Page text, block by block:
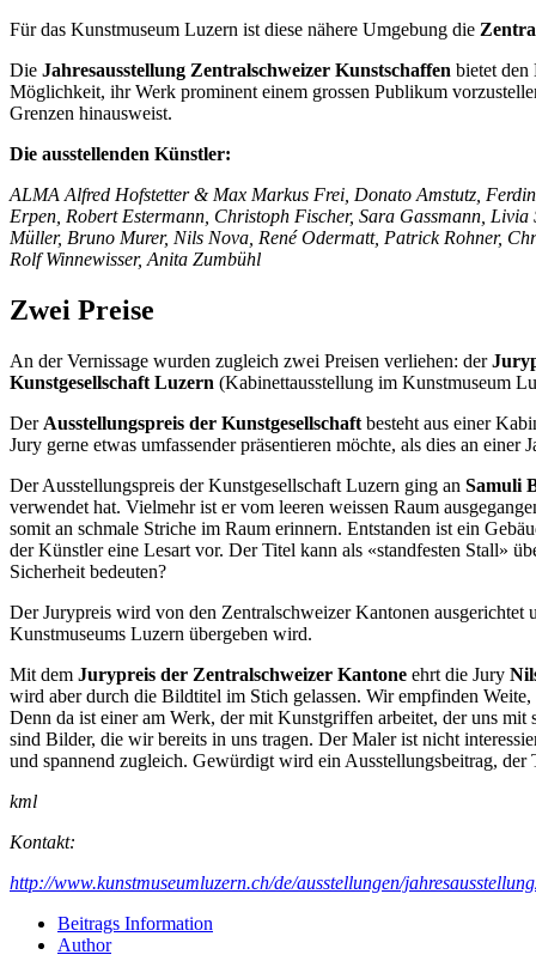
Für das Kunstmuseum Luzern ist diese nähere Umgebung die
Die Jahresausstellung Zentralschweizer Kunstschaffen bietet den
Möglichkeit, ihr Werk prominent einem grossen Publikum
Grenzen hinausweist.
Die ausstellenden Künstler:
ALMA Alfred Hofstetter & Max Markus Frei, Donato Amstutz,
Erpen, Robert Estermann, Christoph Fischer, Sara Gassmann,
Müller, Bruno Murer, Nils Nova, René Odermatt, Patrick Rohner,
Rolf Winnewisser, Anita Zumbühl
Zwei Preise
An der Vernissage wurden zugleich zwei Preisen verliehen: der
Kunstgesellschaft Luzern (Kabinettausstellung im Kunstmuseum
Der Ausstellungspreis der Kunstgesellschaft besteht aus einer
Jury gerne etwas umfassender präsentieren möchte, als dies an einer
Der Ausstellungspreis der Kunstgesellschaft Luzern ging an Samuli
verwendet hat. Vielmehr ist er vom leeren weissen Raum
somit an schmale Striche im Raum erinnern. Entstanden ist ein
der Künstler eine Lesart vor. Der Titel kann als «standfesten Stall»
Sicherheit bedeuten?
Der Jurypreis wird von den Zentralschweizer Kantonen ausgerichtet
Kunstmuseums Luzern übergeben wird.
Mit dem Jurypreis der Zentralschweizer Kantone ehrt die Jury
wird aber durch die Bildtitel im Stich gelassen. Wir empfinden
Denn da ist einer am Werk, der mit Kunstgriffen arbeitet, der uns
sind Bilder, die wir bereits in uns tragen. Der Maler ist nicht
und spannend zugleich. Gewürdigt wird ein Ausstellungsbeitrag,
kml
Kontakt:
http://www.kunstmuseumluzern.ch/de/ausstellungen/
Beitrags Information
Author